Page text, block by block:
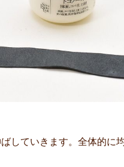
していきます。全体的に